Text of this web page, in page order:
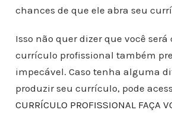
chances de que ele abra seu
Isso não quer dizer que você
currículo profissional também
impecável. Caso tenha alguma
produzir seu currículo, pode
CURRÍCULO PROFISSIONAL FAÇA